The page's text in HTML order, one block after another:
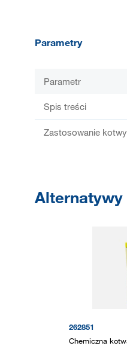
Parametry
Parametr
Spis treści
Zastosowanie
Alternatywy
262851
Chemiczna